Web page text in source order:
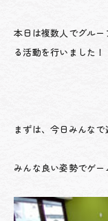
本日は複数人でグル
る活動を行いました！
まずは、今日みんな
みんな良い姿勢でゲ